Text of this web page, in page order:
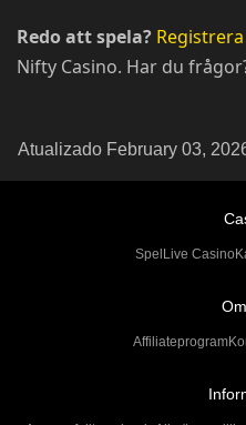
Redo att spela?
Nifty Casino. Har du
Atualizado February 03,
Spel Live Casino
Affiliateprogram